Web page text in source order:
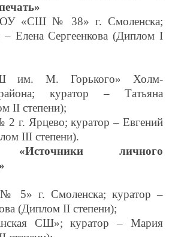
«СШ № 38» г. Смоленска;
– Елена Сергеенкова (Диплом I
М. Горького» Холм-
куратор – Татьяна
II степени);
Ярцево; куратор – Евгений
III степени).
«Источники личного
г. Смоленска; куратор –
(Диплом II степени);
СШ»; куратор – Мария